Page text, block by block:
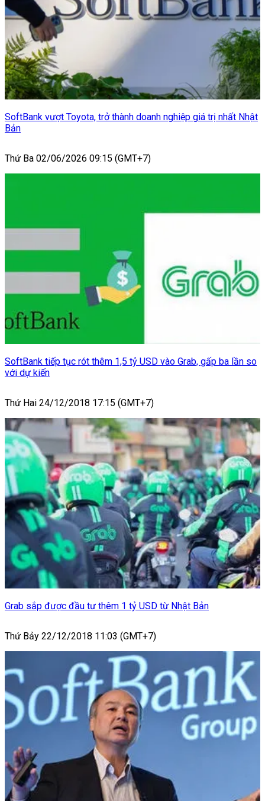
SoftBank vượt Toyota, trở thành doanh nghiệp giá trị nhất Nhật
Bản
Thứ Ba 02/06/2026 09:15 (GMT+7)
SoftBank tiếp tục rót thêm 1,5 tỷ USD vào Grab, gấp ba lần so
với dự kiến
Thứ Hai 24/12/2018 17:15 (GMT+7)
Grab sắp được đầu tư thêm 1 tỷ USD từ Nhật Bản
Thứ Bảy 22/12/2018 11:03 (GMT+7)